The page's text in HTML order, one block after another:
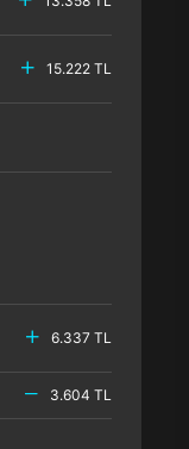
15.222 TL
6.337 TL
3.604 TL